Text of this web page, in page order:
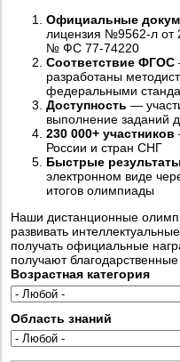
Официальные
лицензия №9562-л от
№ ФС 77-74220
Соответствие ФГОС
разработаны
федеральными
Доступность —
выполнение заданий
230 000+ участников
России и стран СНГ
Быстрые результаты
электронном виде
итогов олимпиады
Наши дистанционные
развивать
получать официальные
получают
Возрастная категория
Область знаний